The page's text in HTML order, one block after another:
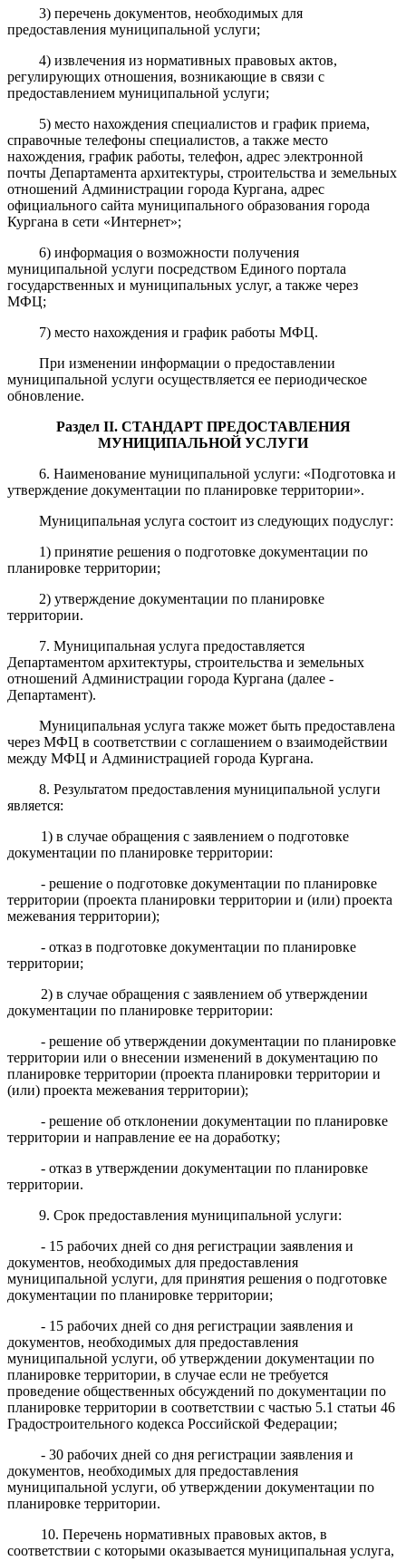
3) перечень документов, необходимых для
предоставления муниципальной услуги;
4) извлечения из нормативных правовых актов,
регулирующих отношения, возникающие в связи с
предоставлением муниципальной услуги;
5) место нахождения специалистов и график приема,
справочные телефоны специалистов, а также место
нахождения, график работы, телефон, адрес электронной
почты Департамента архитектуры, строительства и земельных
отношений Администрации города Кургана, адрес
официального сайта муниципального образования города
Кургана в сети «Интернет»;
6) информация о возможности получения
муниципальной услуги посредством Единого портала
государственных и муниципальных услуг, а также через
МФЦ;
7) место нахождения и график работы МФЦ.
При изменении информации о предоставлении
муниципальной услуги осуществляется ее периодическое
обновление.
Раздел II. СТАНДАРТ ПРЕДОСТАВЛЕНИЯ
МУНИЦИПАЛЬНОЙ УСЛУГИ
6. Наименование муниципальной услуги: «Подготовка и
утверждение документации по планировке территории».
Муниципальная услуга состоит из следующих подуслуг:
1) принятие решения о подготовке документации по
планировке территории;
2) утверждение документации по планировке
территории.
7. Муниципальная услуга предоставляется
Департаментом архитектуры, строительства и земельных
отношений Администрации города Кургана (далее -
Департамент).
Муниципальная услуга также может быть предоставлена
через МФЦ в соответствии с соглашением о взаимодействии
между МФЦ и Администрацией города Кургана.
8. Результатом предоставления муниципальной услуги
является:
1) в случае обращения с заявлением о подготовке
документации по планировке территории:
- решение о подготовке документации по планировке
территории (проекта планировки территории и (или) проекта
межевания территории);
- отказ в подготовке документации по планировке
территории;
2) в случае обращения с заявлением об утверждении
документации по планировке территории:
- решение об утверждении документации по планировке
территории или о внесении изменений в документацию по
планировке территории (проекта планировки территории и
(или) проекта межевания территории);
- решение об отклонении документации по планировке
территории и направление ее на доработку;
- отказ в утверждении документации по планировке
территории.
9. Срок предоставления муниципальной услуги:
- 15 рабочих дней со дня регистрации заявления и
документов, необходимых для предоставления
муниципальной услуги, для принятия решения о подготовке
документации по планировке территории;
- 15 рабочих дней со дня регистрации заявления и
документов, необходимых для предоставления
муниципальной услуги, об утверждении документации по
планировке территории, в случае если не требуется
проведение общественных обсуждений по документации по
планировке территории в соответствии с частью 5.1 статьи 46
Градостроительного кодекса Российской Федерации;
- 30 рабочих дней со дня регистрации заявления и
документов, необходимых для предоставления
муниципальной услуги, об утверждении документации по
планировке территории.
10. Перечень нормативных правовых актов, в
соответствии с которыми оказывается муниципальная услуга,